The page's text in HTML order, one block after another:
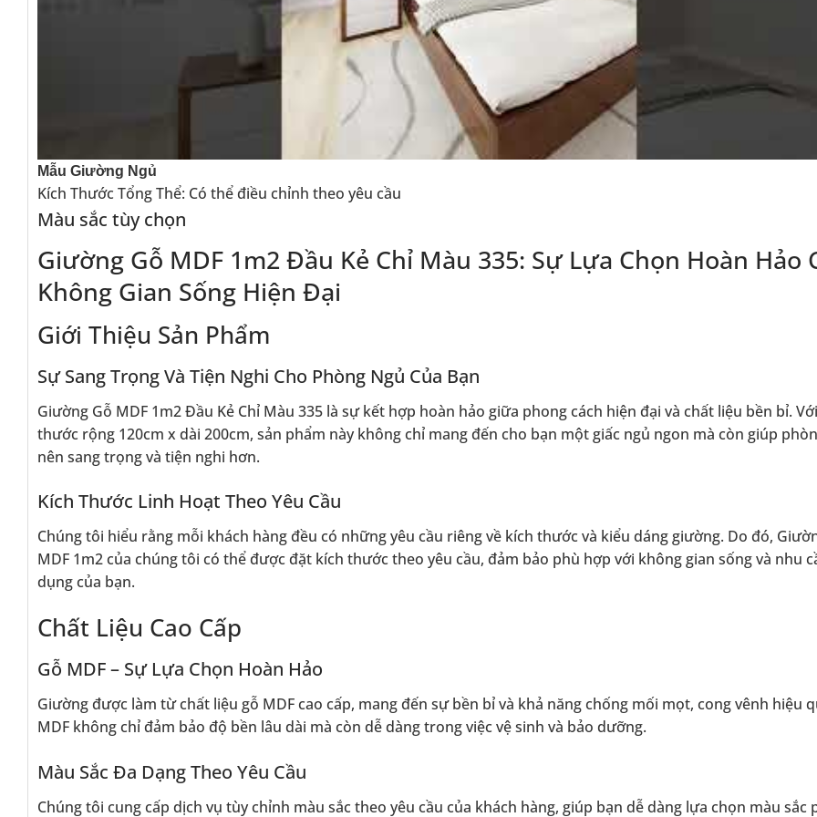
Mẫu Giường Ngủ
Kích Thước Tổng Thể: Có thể điều chỉnh theo yêu cầu
Màu sắc tùy chọn
Giường Gỗ MDF 1m2 Đầu Kẻ Chỉ Màu 335: Sự Lựa Chọn Hoàn Hảo
Không Gian Sống Hiện Đại
Giới Thiệu Sản Phẩm
Sự Sang Trọng Và Tiện Nghi Cho Phòng Ngủ Của Bạn
Giường Gỗ MDF 1m2 Đầu Kẻ Chỉ Màu 335 là sự kết hợp hoàn hảo giữa phong cách hiện đại và chất liệu bền bỉ.
thước rộng 120cm x dài 200cm, sản phẩm này không chỉ mang đến cho bạn một giấc ngủ ngon mà còn giúp
nên sang trọng và tiện nghi hơn.
Kích Thước Linh Hoạt Theo Yêu Cầu
Chúng tôi hiểu rằng mỗi khách hàng đều có những yêu cầu riêng về kích thước và kiểu dáng giường. Do đó,
MDF 1m2 của chúng tôi có thể được đặt kích thước theo yêu cầu, đảm bảo phù hợp với không gian sống và nhu
dụng của bạn.
Chất Liệu Cao Cấp
Gỗ MDF – Sự Lựa Chọn Hoàn Hảo
Giường được làm từ chất liệu gỗ MDF cao cấp, mang đến sự bền bỉ và khả năng chống mối mọt, cong vênh hiệu
MDF không chỉ đảm bảo độ bền lâu dài mà còn dễ dàng trong việc vệ sinh và bảo dưỡng.
Màu Sắc Đa Dạng Theo Yêu Cầu
Chúng tôi cung cấp dịch vụ tùy chỉnh màu sắc theo yêu cầu của khách hàng, giúp bạn dễ dàng lựa chọn màu sắc